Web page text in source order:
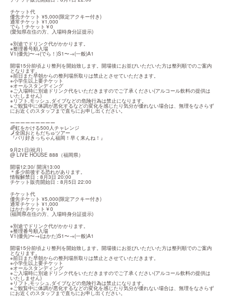
チケット代
優先チケット ¥5,000(限定アクキー付き)
通常チケット ¥1,000
でら！チケット￥0
(愛知県在住の方、入場時身分証提示)
※別途でドリンク代がかかります。
※整理番号順入場
V1(優先)〜→(でら！)S1〜→(一般)A1
開場15分前頃より整列を開始致します。開場後にお並びいただいた方は整列順でのご案内
となります。
※前日また早朝からの整列場所取りは禁止とさせていただきます。
※小学生以上要チケット
※オールスタンディング
※ご入場時に別途ドリンク代をいただきますのでご了承ください(アルコール飲料の提供は
いたしません)
※リフト,モッシュ,ダイブなどの危険行為は禁止になります。
※ご観覧中に体調が悪化するなどの変化を感じたり気分が優れない場合は、無理をなさらず
にお近くのスタッフまで直ちにお申し出ください。
ーーーーーーーーー
🌈虹をかける500人チャレンジ
🗾全国おともだちゅツアー
『バリ好きっちゃん福岡！早く来んね！』
9月21日(祝月)
@ LIVE HOUSE 888（福岡県）
開場12:30/ 開演13:00
＊多少前後する恐れがあります。
情報解禁日：8月3日 20:00
チケット販売開始日：8月5日 22:00
チケット代
優先チケット ¥5,000(限定アクキー付き)
通常チケット ¥1,000
はかたチケット￥0
(福岡県在住の方、入場時身分証提示)
※別途でドリンク代がかかります。
※整理番号順入場
V1(優先)〜→(はかた)S1〜→(一般)A1
開場15分前頃より整列を開始致します。開場後にお並びいただいた方は整列順でのご案内
となります。
※前日また早朝からの整列場所取りは禁止とさせていただきます。
※小学生以上要チケット
※オールスタンディング
※ご入場時に別途ドリンク代をいただきますのでご了承ください(アルコール飲料の提供は
いたしません)
※リフト,モッシュ,ダイブなどの危険行為は禁止になります。
※ご観覧中に体調が悪化するなどの変化を感じたり気分が優れない場合は、無理をなさらず
にお近くのスタッフまで直ちにお申し出ください。